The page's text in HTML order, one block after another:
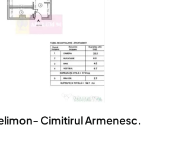
profesionale
Cimitirul Armenesc.